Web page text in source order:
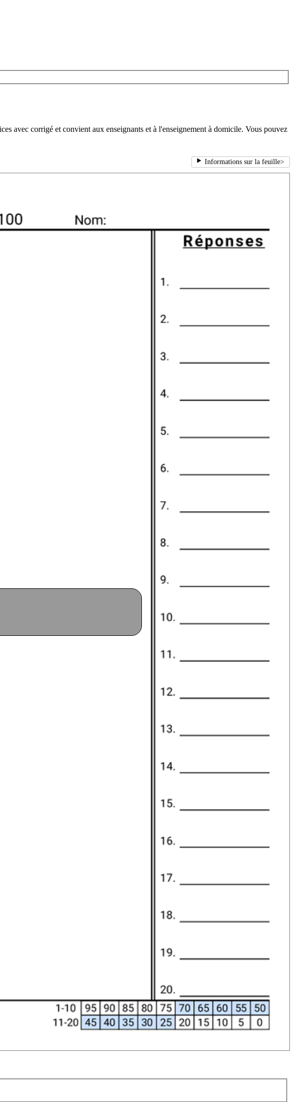
avec corrigé et convient aux enseignants et à l'enseignement à domicile. Vous pouvez
Informations sur la feuille>